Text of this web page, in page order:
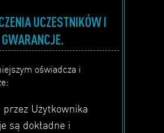
UCZESTNIKÓW I
GWARANCJE.
oświadcza i
przez Użytkownika
są dokładne i